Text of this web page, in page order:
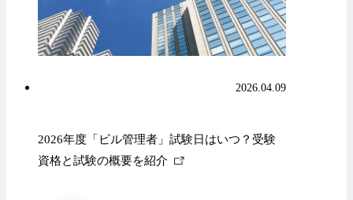
2026年度「ビル管理者」試験日はいつ？受験
資格と試験の概要を紹介
外
2026.04.09